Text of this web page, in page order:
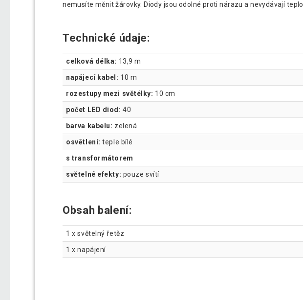
nemusíte měnit žárovky. Diody jsou odolné proti nárazu a nevydávají teplo.
Technické údaje:
celková délka: 13,9 m
napájecí kabel: 10 m
rozestupy mezi světélky: 10 cm
počet LED diod: 40
barva kabelu: zelená
osvětlení: teple bílé
s transformátorem
světelné efekty: pouze svítí
Obsah balení:
1 x světelný řetěz
1 x napájení